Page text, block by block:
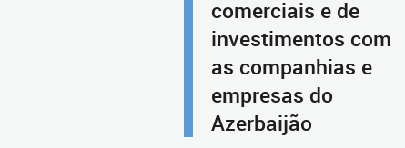
comerciais e de
investimentos com
as companhias e
empresas do
Azerbaijão